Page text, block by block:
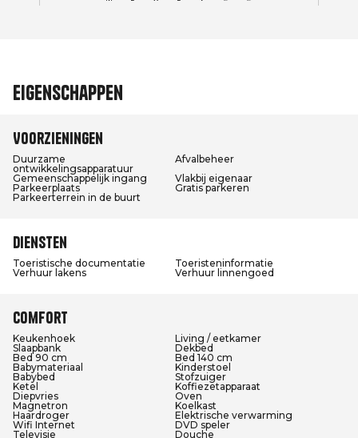
Eigenschappen
Voorzieningen
Duurzame
ontwikkelingsapparatuur
Afvalbeheer
Gemeenschappelijk ingang
Vlakbij eigenaar
Parkeerplaats
Gratis parkeren
Parkeerterrein in de buurt
Diensten
Toeristische documentatie
Toeristeninformatie
Verhuur lakens
Verhuur linnengoed
Comfort
Keukenhoek
Living / eetkamer
Slaapbank
Dekbed
Bed 90 cm
Bed 140 cm
Babymateriaal
Kinderstoel
Babybed
Stofzuiger
Ketel
Koffiezetapparaat
Diepvries
Oven
Magnetron
Koelkast
Haardroger
Elektrische verwarming
Wifi Internet
DVD speler
Televisie
Douche